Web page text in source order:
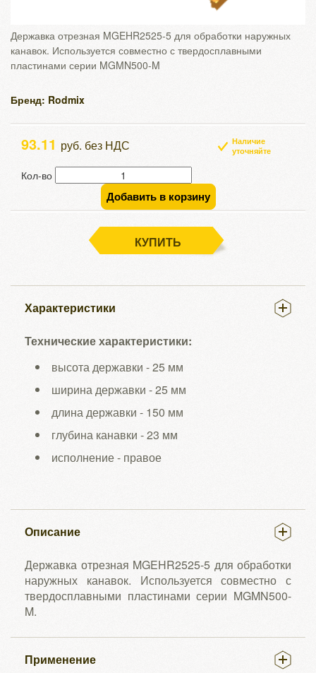
Державка отрезная MGEHR2525-5 для обработки наружных
канавок. Используется совместно с твердосплавными
пластинами серии MGMN500-M
Бренд: Rodmix
93.11 руб. без НДС
Наличие
уточняйте
Кол-во
Добавить в корзину
КУПИТЬ
Характеристики
Технические характеристики:
высота державки - 25 мм
ширина державки - 25 мм
длина державки - 150 мм
глубина канавки - 23 мм
исполнение - правое
Описание
Державка отрезная MGEHR2525-5 для обработки
наружных канавок. Используется совместно с
твердосплавными пластинами серии MGMN500-
M.
Применение